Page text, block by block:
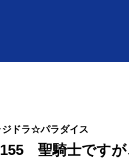
ジドラ☆パラダイス
聖騎士ですが